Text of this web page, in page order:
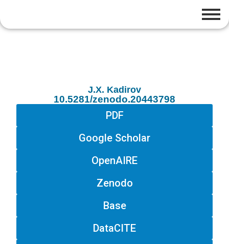
J.X. Kadirov
10.5281/zenodo.20443798
PDF
Google Scholar
OpenAIRE
Zenodo
Base
DataCITE